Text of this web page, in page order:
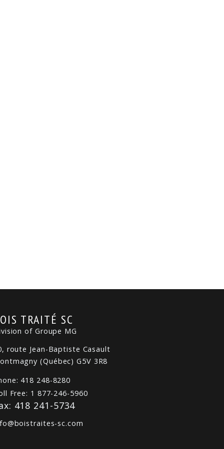
TRAITÉ SC
of Groupe MG
route Jean-Baptiste Casault
(Québec) G5V 3R8
418 248-8280
Free: 1 877-246-5960
418 241-5734
sc.com